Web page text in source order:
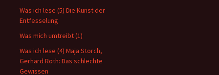
Was ich lese (5) Die Kunst der
Entfesselung
Was mich umtreibt (1)
Was ich lese (4) Maja Storch,
Gerhard Roth: Das schlechte
Gewissen